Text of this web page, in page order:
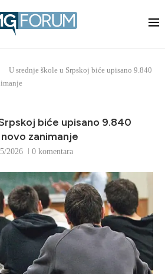
U srednje škole u Srpskoj biće upisano 9.840
biće upisano 9.840
zanimanje
2026 0 komentara